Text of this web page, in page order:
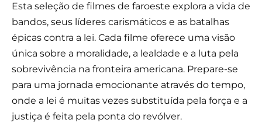
Esta seleção de filmes de faroeste explora a vida de
bandos, seus líderes carismáticos e as batalhas
épicas contra a lei. Cada filme oferece uma visão
única sobre a moralidade, a lealdade e a luta pela
sobrevivência na fronteira americana. Prepare-se
para uma jornada emocionante através do tempo,
onde a lei é muitas vezes substituída pela força e a
justiça é feita pela ponta do revólver.